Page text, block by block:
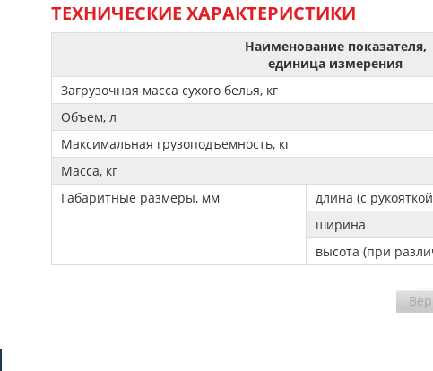
ТЕХНИЧЕСКИЕ ХАРАКТЕРИСТИКИ
Наименование показателя,
единица измерения
Загрузочная масса сухого белья, кг
Объем, л
Максимальная грузоподъемность, кг
Масса, кг
Габаритные размеры, мм
длина (с
ширина
высота (при